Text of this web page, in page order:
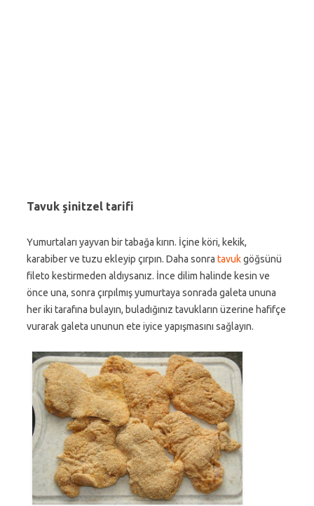
Tavuk şinitzel tarifi
Yumurtaları yayvan bir tabağa kırın. İçine köri, kekik,
karabiber ve tuzu ekleyip çırpın. Daha sonra tavukgöğsünü
fileto kestirmeden aldıysanız. İnce dilim halinde kesin ve
önce una, sonra çırpılmış yumurtaya sonrada galeta ununa
her iki tarafına bulayın, buladığınız tavukların üzerine hafifçe
vurarak galeta ununun ete iyice yapışmasını sağlayın.